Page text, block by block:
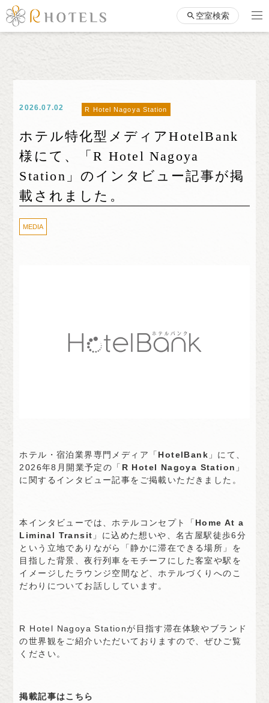
空室検索
2026.07.02 R Hotel Nagoya Station
ホテル特化型メディアHotelBank
様にて、「R Hotel Nagoya
Station」のインタビュー記事が掲
載されました。
MEDIA
ホテル・宿泊業界専門メディア「 HotelBank 」にて、
2026年8月開業予定の「 R Hotel Nagoya Station 」
に関するインタビュー記事をご掲載いただきました。
本インタビューでは、ホテルコンセプト「 Home At a
Liminal Transit 」に込めた想いや、名古屋駅徒歩6分
という立地でありながら「静かに滞在できる場所」を
目指した背景、夜行列車をモチーフにした客室や駅を
イメージしたラウンジ空間など、ホテルづくりへのこ
だわりについてお話ししています。
R Hotel Nagoya Stationが目指す滞在体験やブランド
の世界観をご紹介いただいておりますので、ぜひご覧
ください。
掲載記事はこちら